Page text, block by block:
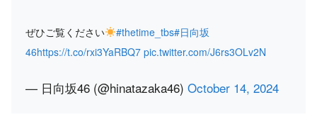
ぜひご覧ください #thetime_tbs#日向坂
46https://t.co/rxi3YaRBQ7 pic.twitter.com/J6rs3OLv2N
— 日向坂46 (@hinatazaka46) October 14, 2024